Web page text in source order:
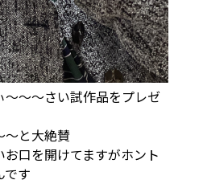
～～さい試作品をプレゼ
～と大絶賛
口を開けてますがホント
です